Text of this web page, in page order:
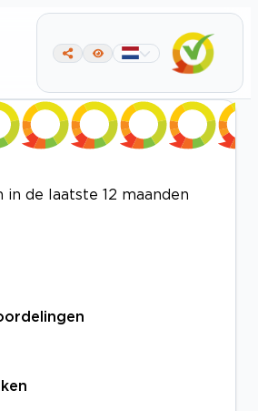
de laatste 12 maanden